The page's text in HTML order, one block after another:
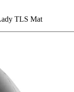
TLS Mat